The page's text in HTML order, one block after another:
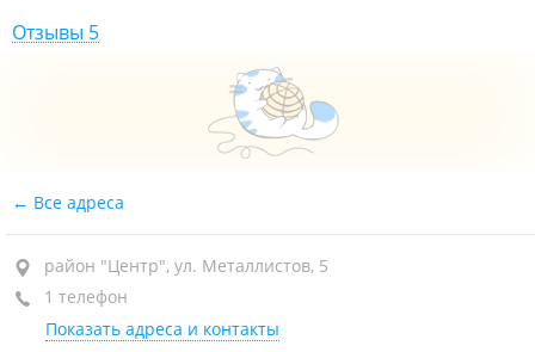
Отзывы 5
Все адреса
район "Центр", ул. Металлистов, 5
1 телефон
Показать адреса и контакты